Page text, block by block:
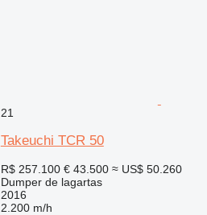
21
Takeuchi TCR 50
R$ 257.100 € 43.500 ≈ US$ 50.260
Dumper de lagartas
2016
2.200 m/h